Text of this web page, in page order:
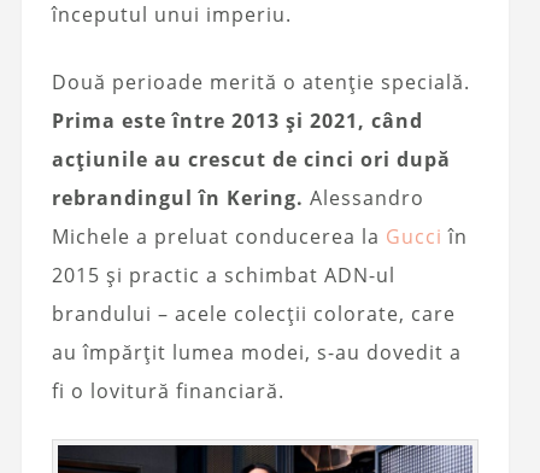
începutul unui imperiu.
Două perioade merită o atenție specială.
Prima este între 2013 și 2021, când
acțiunile au crescut de cinci ori după
rebrandingul în Kering. Alessandro
Michele a preluat conducerea la Gucci în
2015 și practic a schimbat ADN-ul
brandului – acele colecții colorate, care
au împărțit lumea modei, s-au dovedit a
fi o lovitură financiară.